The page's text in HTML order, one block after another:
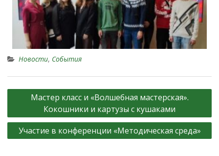
Новости, События
Мастер класс и «Волшебная мастерская».
Кокошники и картузы с кушаками
Участие в конференции «Методическая среда»